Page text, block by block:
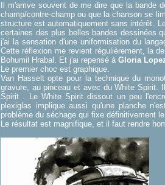
Il m'arrive souvent de me dire que la
champ/contre-champ ou que la chanson se
structure est automatiquement sans intérêt.
certaines des plus belles bandes dessinées
j'ai la sensation d'une uniformisation du
Cette réflexion me revient régulièrement, la
Bohumil Hrabal. Et j'ai repensé à Gloria
Le premier choc est graphique.
Van Hasselt opte pour la technique du
gravure, au pinceau et avec du White Spirit.
Spirit . Le White Spirit dissout un peu
plexiglas implique aussi qu'une planche
problème du séchage qui fixe définitivement
Le résultat est magnifique, et il faut rendre